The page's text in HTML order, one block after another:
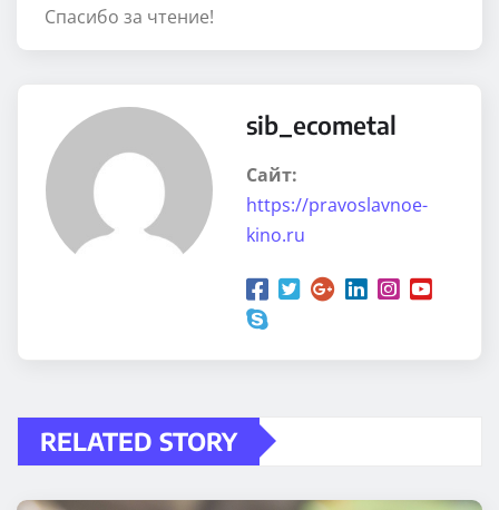
Спасибо за чтение!
sib_ecometal
Сайт:
https://pravoslavnoe-
kino.ru
RELATED STORY